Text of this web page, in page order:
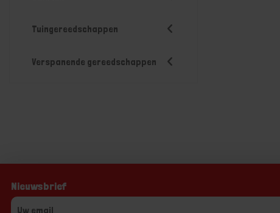
Tuingereedschappen
Verspanende gereedschappen
Nieuwsbrief